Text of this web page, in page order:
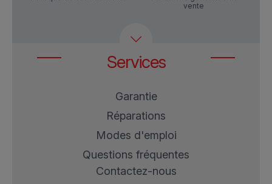
vente
Services
Garantie
Réparations
Modes d'emploi
Questions fréquentes
Contactez-nous